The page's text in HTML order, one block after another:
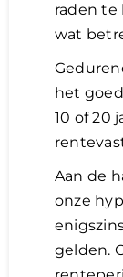
raden te
wat
het
10 of 20
Aan de
onze
gelden.